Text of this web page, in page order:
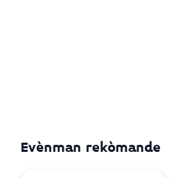
Evènman rekòmande